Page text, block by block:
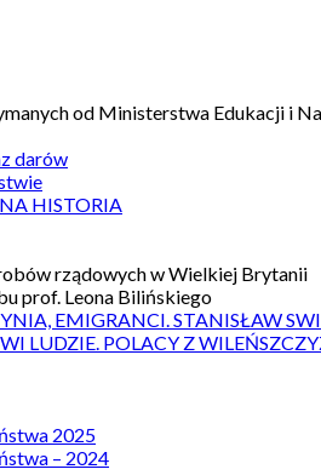
od Ministerstwa Edukacji i
darów
HISTORIA
rządowych w Wielkiej Brytanii
prof. Leona Bilińskiego
EMIGRANCI. STANISŁAW
LUDZIE. POLACY Z
2025
– 2024